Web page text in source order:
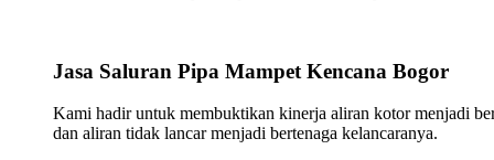
Jasa Saluran Pipa Mampet Kencana Bogor
Kami hadir untuk membuktikan kinerja aliran kotor menjadi
dan aliran tidak lancar menjadi bertenaga kelancaranya.